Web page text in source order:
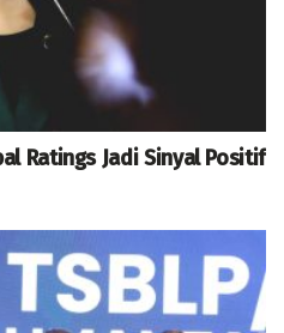
Ratings Jadi Sinyal Positif